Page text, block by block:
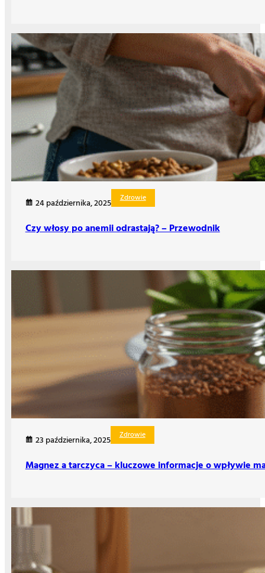
24 października, 2025 Zdrowie
Czy włosy po anemii odrastają? – Przewodnik
23 października, 2025 Zdrowie
Magnez a tarczyca – kluczowe informacje o wpływie